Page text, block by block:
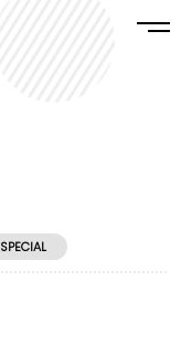
SPECIAL